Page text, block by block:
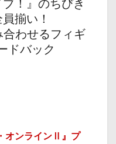
ブ！』のちびき
員揃い！
わせるフィギ
ドバック
オンラインⅡ』プ